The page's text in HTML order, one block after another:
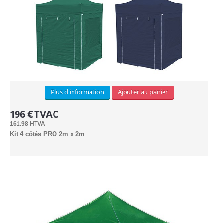
STRUCTURE ALUMINIUM
Murale (8)
Sur pieds (8)
Cadre textile (7)
Cubique (7)
Plus d'information Ajouter au panier
196 € TVAC
161.98 HTVA
Kit 4 côtés PRO 2m x 2m